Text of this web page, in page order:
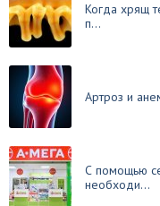
Когда хрящ
п...
Артроз и
С помощью
необходи...